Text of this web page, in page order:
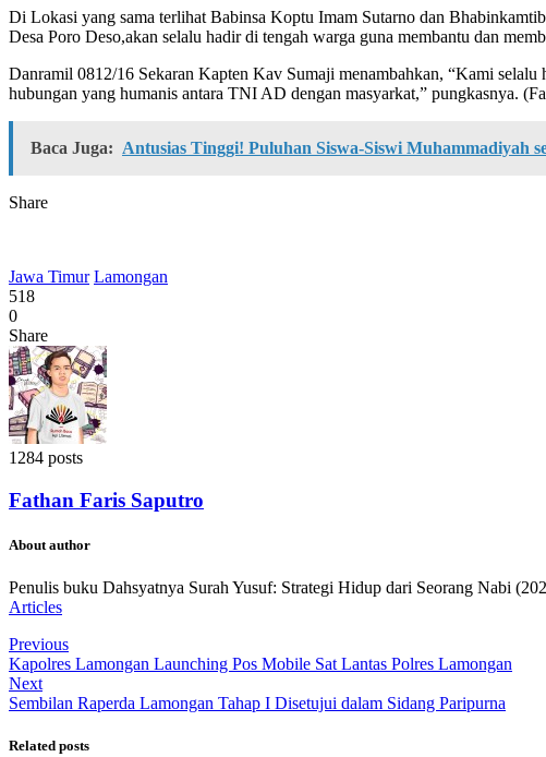
Di Lokasi yang sama terlihat Babinsa Koptu Imam Sutarno dan
Desa Poro Deso,akan selalu hadir di tengah warga guna membantu dan
Danramil 0812/16 Sekaran Kapten Kav Sumaji menambahkan, “Kami
hubungan yang humanis antara TNI AD dengan masyarkat,” pungkasnya.
Baca Juga: Antusias Tinggi! Puluhan Siswa-Siswi Muhammadiyah
Share
Jawa Timur Lamongan
518
0
Share
1284 posts
Fathan Faris Saputro
About author
Penulis buku Dahsyatnya Surah Yusuf: Strategi Hidup dari Seorang Nabi
Articles
Previous
Kapolres Lamongan Launching Pos Mobile Sat Lantas Polres Lamongan
Next
Sembilan Raperda Lamongan Tahap I Disetujui dalam Sidang Paripurna
Related posts